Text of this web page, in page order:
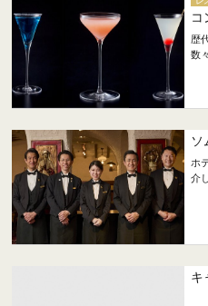
コ
歴
数
ソ
ホ
介
キ